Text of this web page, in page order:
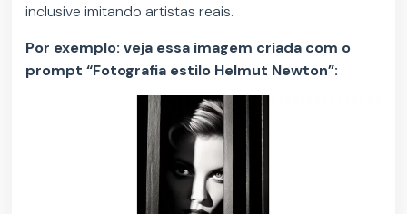
inclusive imitando artistas reais.
Por exemplo: veja essa imagem criada com o
prompt “Fotografia estilo Helmut Newton”: